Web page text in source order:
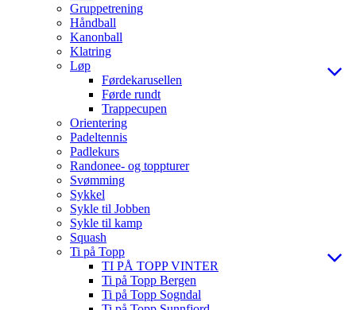
Gruppetrening
Håndball
Kanonball
Klatring
Løp
Førdekarusellen
Førde rundt
Trappecupen
Orientering
Padeltennis
Padlekurs
Randonee- og toppturer
Svømming
Sykkel
Sykle til Jobben
Sykle til kamp
Squash
Ti på Topp
TI PÅ TOPP VINTER
Ti på Topp Bergen
Ti på Topp Sogndal